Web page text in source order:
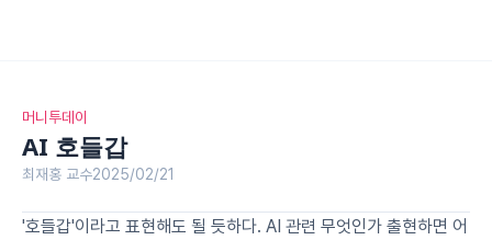
머니투데이
AI 호들갑
최재홍 교수2025/02/21
'호들갑'이라고 표현해도 될 듯하다. AI 관련 무엇인가 출현하면 어